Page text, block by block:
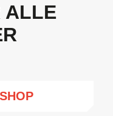
ALLE